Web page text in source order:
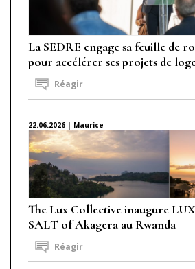
La SEDRE engage sa feuille de
pour accélérer ses projets de
Réagir
22.06.2026 | Maurice
The Lux Collective inaugure
SALT of Akagera au Rwanda
Réagir